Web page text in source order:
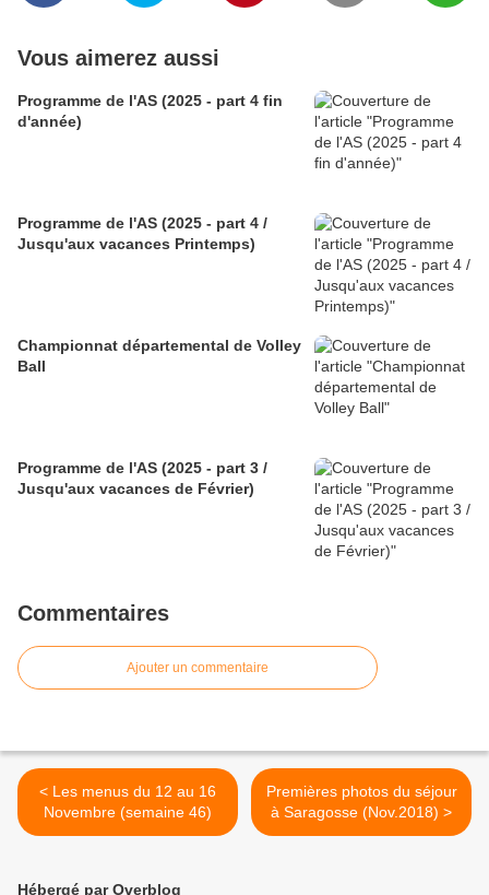
Vous aimerez aussi
Programme de l'AS (2025 - part 4 fin
d'année)
Programme de l'AS (2025 - part 4 /
Jusqu'aux vacances Printemps)
Championnat départemental de Volley
Ball
Programme de l'AS (2025 - part 3 /
Jusqu'aux vacances de Février)
Commentaires
Ajouter un commentaire
< Les menus du 12 au 16
Novembre (semaine 46)
Premières photos du séjour
à Saragosse (Nov.2018) >
Hébergé par Overblog